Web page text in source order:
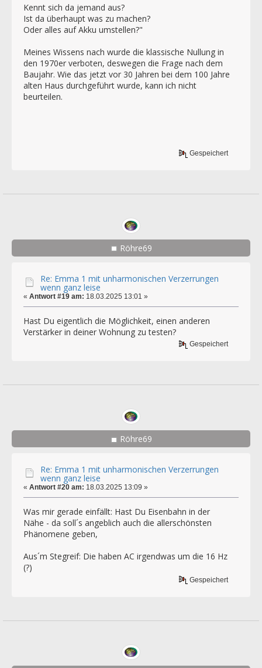
Kennt sich da jemand aus?
Ist da überhaupt was zu machen?
Oder alles auf Akku umstellen?"
Meines Wissens nach wurde die klassische Nullung in
den 1970er verboten, deswegen die Frage nach dem
Baujahr. Wie das jetzt vor 30 Jahren bei dem 100 Jahre
alten Haus durchgeführt wurde, kann ich nicht
beurteilen.
Gespeichert
Röhre69
Re: Emma 1 mit unharmonischen Verzerrungen
wenn ganz leise
« Antwort #19 am: 18.03.2025 13:01 »
Hast Du eigentlich die Möglichkeit, einen anderen
Verstärker in deiner Wohnung zu testen?
Gespeichert
Röhre69
Re: Emma 1 mit unharmonischen Verzerrungen
wenn ganz leise
« Antwort #20 am: 18.03.2025 13:09 »
Was mir gerade einfällt: Hast Du Eisenbahn in der
Nähe - da soll´s angeblich auch die allerschönsten
Phänomene geben,
Aus´m Stegreif: Die haben AC irgendwas um die 16 Hz
(?)
Gespeichert